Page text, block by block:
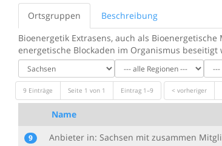
Ortsgruppen
Beschreibung
Bioenergetik Extrasens, auch als
energetische Blockaden im Organismus beseitigt
9 Einträge Seite 1 von 1 Eintrag 1–9 < vorheriger
Name
9 Anbieter in: Sachsen mit zusammen